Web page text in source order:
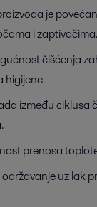
je
i zaptivačima.
čišćenja
higijene.
između
prenosa
uz lak